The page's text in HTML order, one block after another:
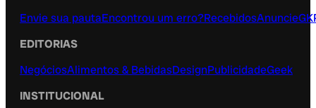
Envie sua pautaEncontrou um erro?RecebidosAnuncie
EDITORIAS
NegóciosAlimentos & BebidasDesignPublicidadeGeek
INSTITUCIONAL